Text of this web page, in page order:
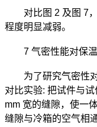
对比图 2 及图 7
程度明显减弱。
7 气密性能对保
为了研究气密性
对比实验: 把试件与
mm 宽的缝隙，使一
缝隙与冷箱的空气相